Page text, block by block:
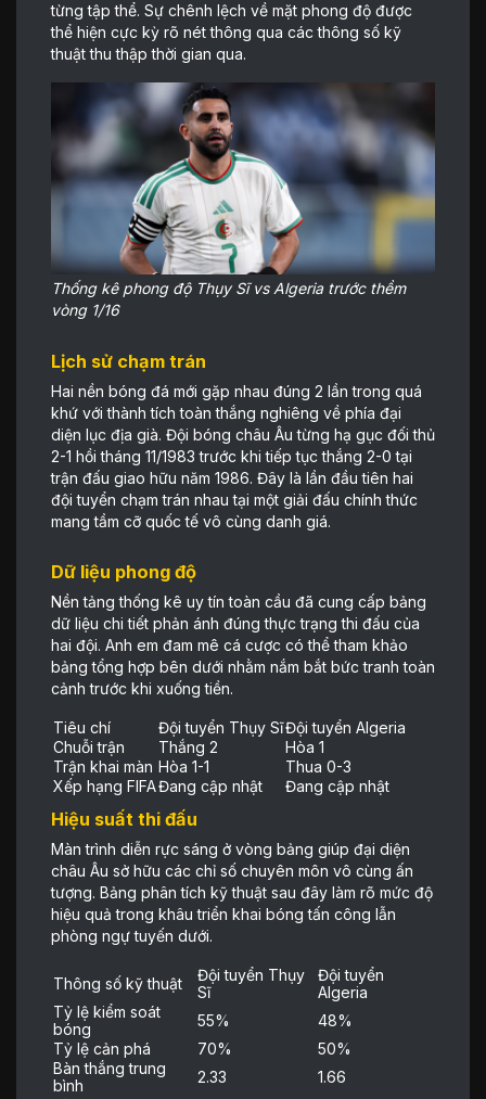
từng tập thể. Sự chênh lệch về mặt phong độ được
thể hiện cực kỳ rõ nét thông qua các thông số kỹ
thuật thu thập thời gian qua.
Thống kê phong độ Thụy Sĩ vs Algeria trước thềm
vòng 1/16
Lịch sử chạm trán
Hai nền bóng đá mới gặp nhau đúng 2 lần trong quá
khứ với thành tích toàn thắng nghiêng về phía đại
diện lục địa già. Đội bóng châu Âu từng hạ gục đối thủ
2-1 hồi tháng 11/1983 trước khi tiếp tục thắng 2-0 tại
trận đấu giao hữu năm 1986. Đây là lần đầu tiên hai
đội tuyển chạm trán nhau tại một giải đấu chính thức
mang tầm cỡ quốc tế vô cùng danh giá.
Dữ liệu phong độ
Nền tảng thống kê uy tín toàn cầu đã cung cấp bảng
dữ liệu chi tiết phản ánh đúng thực trạng thi đấu của
hai đội. Anh em đam mê cá cược có thể tham khảo
bảng tổng hợp bên dưới nhằm nắm bắt bức tranh toàn
cảnh trước khi xuống tiền.
Tiêu chí Đội tuyển Thụy SĩĐội tuyển Algeria
Chuỗi trận
Thắng 2
Hòa 1
Trận khai màn Hòa 1-1
Thua 0-3
Xếp hạng FIFAĐang cập nhật Đang cập nhật
Hiệu suất thi đấu
Màn trình diễn rực sáng ở vòng bảng giúp đại diện
châu Âu sở hữu các chỉ số chuyên môn vô cùng ấn
tượng. Bảng phân tích kỹ thuật sau đây làm rõ mức độ
hiệu quả trong khâu triển khai bóng tấn công lẫn
phòng ngự tuyến dưới.
Thông số kỹ thuật
Đội tuyển Thụy
Sĩ
Đội tuyển
Algeria
Tỷ lệ kiểm soát
bóng
55%
48%
Tỷ lệ cản phá
70%
50%
Bàn thắng trung
bình
2.33
1.66